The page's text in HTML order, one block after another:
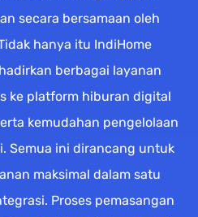
secara bersamaan oleh
hanya itu IndiHome
berbagai layanan
ke platform hiburan digital
kemudahan pengelolaan
Semua ini dirancang untuk
maksimal dalam satu
Proses pemasangan